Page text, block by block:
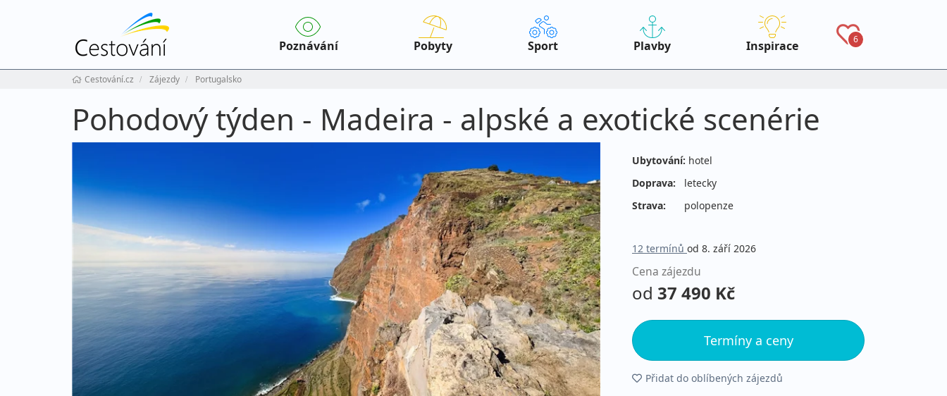
Poznávání Pobyty Sport Plavby Inspirace 6
Cestování.cz Zájezdy Portugalsko
Pohodový týden - Madeira - alpské a exotické scenérie
Ubytování: hotel
Doprava:
letecky
Strava:
polopenze
12 termínů od 8. září 2026
Cena zájezdu
od 37 490 Kč
Termíny a ceny
Přidat do oblíbených zájezdů